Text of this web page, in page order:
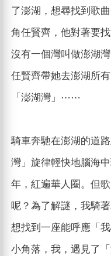
了澎湖，想尋找到歌
角任賢齊，他對著要
沒有一個灣叫做澎湖
任賢齊帶她去澎湖所
「澎湖灣」⋯⋯
騎車奔馳在澎湖的道
灣」旋律輕快地腦海
年，紅遍華人圈。但
呢？為了解謎，我騎
想找到一座能呼應「
小角落，我，遇見了「